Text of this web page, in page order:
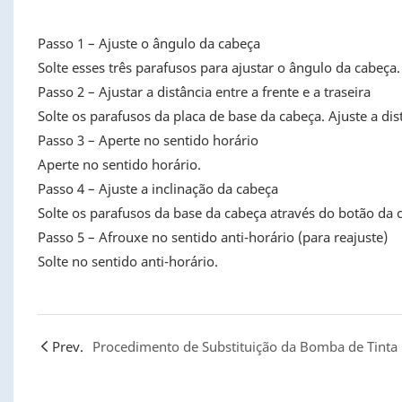
Passo 1 – Ajuste o ângulo da cabeça
Solte esses três parafusos para ajustar o ângulo da
Passo 2 – Ajustar a distância entre a frente e a traseira
Solte os parafusos da placa de base da cabeça. Ajuste a
Passo 3 – Aperte no sentido horário
Aperte no sentido horário.
Passo 4 – Ajuste a inclinação da cabeça
Solte os parafusos da base da cabeça através do botão
Passo 5 – Afrouxe no sentido anti-horário (para reajuste)
Solte no sentido anti-horário.
Prev.